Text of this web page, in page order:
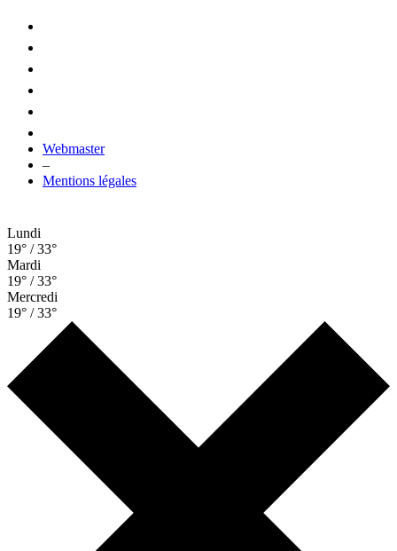
Webmaster
–
Mentions légales
Lundi
19° / 33°
Mardi
19° / 33°
Mercredi
19° / 33°